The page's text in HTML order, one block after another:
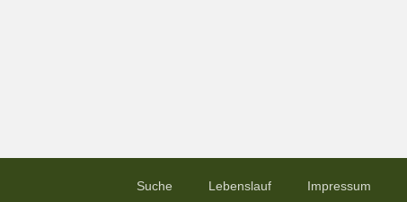
Suche Lebenslauf Impressum